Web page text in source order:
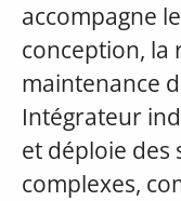
accompagne
conception, la
maintenance
Intégrateur
et déploie des
complexes,